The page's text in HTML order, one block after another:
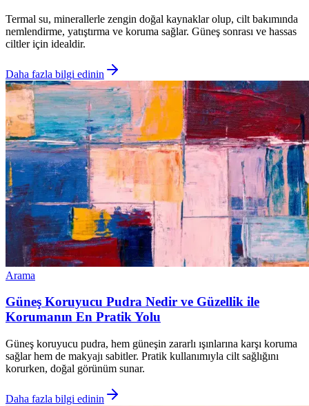
Termal su, minerallerle zengin doğal kaynaklar olup, cilt bakımında
nemlendirme, yatıştırma ve koruma sağlar. Güneş sonrası ve hassas
ciltler için idealdir.
Daha fazla bilgi edinin
Arama
Güneş Koruyucu Pudra Nedir ve Güzellik ile
Korumanın En Pratik Yolu
Güneş koruyucu pudra, hem güneşin zararlı ışınlarına karşı koruma
sağlar hem de makyajı sabitler. Pratik kullanımıyla cilt sağlığını
korurken, doğal görünüm sunar.
Daha fazla bilgi edinin